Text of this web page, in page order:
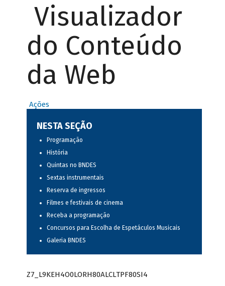
Visualizador
do Conteúdo
da Web
Ações
NESTA SEÇÃO
Programação
História
Quintas no BNDES
Sextas instrumentais
Reserva de ingressos
Filmes e festivais de cinema
Receba a programação
Concursos para Escolha de Espetáculos Musicais
Galeria BNDES
Z7_L9KEH4O0LORH80ALCLTPF80SI4